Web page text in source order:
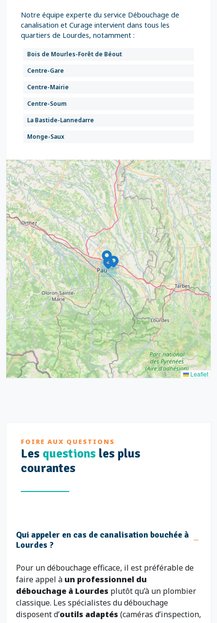
Notre équipe experte du service Débouchage de
canalisation et Curage intervient dans tous les
quartiers de Lourdes, notamment :
Bois de Mourles-Forêt de Béout
Centre-Gare
Centre-Mairie
Centre-Soum
La Bastide-Lannedarre
Monge-Saux
Pic du Ger
Sarsan-Anclades
Secteur Hôtelier-Sanctuaire
2
3
12
4
7
16
9
Leaflet
FOIRE AUX QUESTIONS
Les questions les plus
courantes
Qui appeler en cas de canalisation bouchée à
Lourdes ?
Pour un débouchage efficace, il est préférable de
faire appel à un professionnel du
débouchage à Lourdes plutôt qu’à un plombier
classique. Les spécialistes du débouchage
disposent d’outils adaptés (caméras d’inspection,